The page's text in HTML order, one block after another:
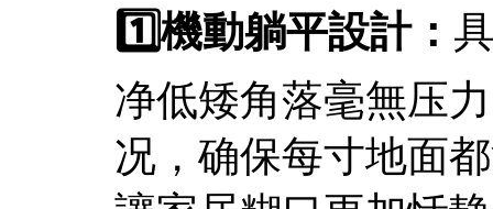
1️⃣機動躺平設計：
净低矮角落毫無压
况，确保每寸地面